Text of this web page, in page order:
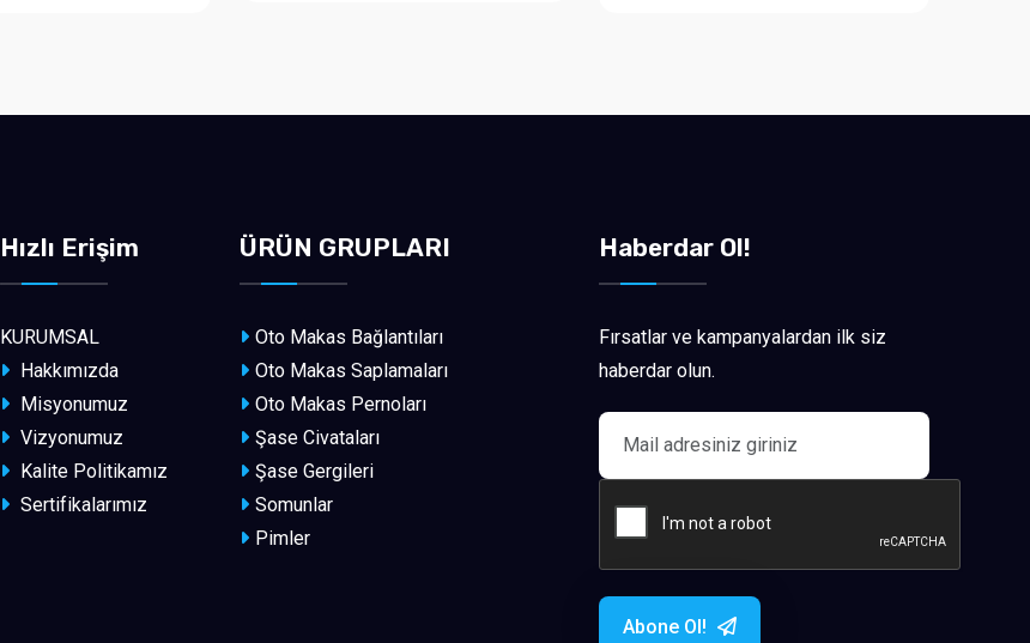
Hızlı Erişim
KURUMSAL
Hakkımızda
Misyonumuz
Vizyonumuz
Kalite Politikamız
Sertifikalarımız
ÜRÜN GRUPLARI
Oto Makas Bağlantıları
Oto Makas Saplamaları
Oto Makas Pernoları
Şase Civataları
Şase Gergileri
Somunlar
Pimler
Haberdar Ol!
Fırsatlar ve kampanyalardan ilk siz
haberdar olun.
Abone Ol!